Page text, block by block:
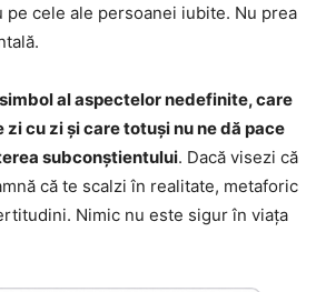
pe cele ale persoanei iubite. Nu prea
al aspectelor nedefinite, care
zi cu zi și care totuși nu ne dă pace
subconștientului. Dacă visezi că
că te scalzi în realitate, metaforic
Nimic nu este sigur în viața